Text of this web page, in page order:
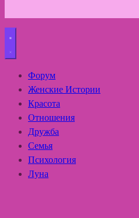
Форум
Женские Истории
Красота
Отношения
Дружба
Семья
Психология
Луна